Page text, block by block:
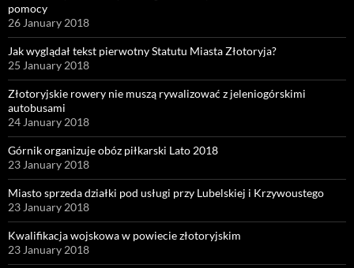
pomocy
26 January 2018
Jak wyglądał tekst pierwotny Statutu Miasta Złotoryja?
25 January 2018
Złotoryjskie rowery nie muszą rywalizować z jeleniogórskimi
autobusami
24 January 2018
Górnik organizuje obóz piłkarski Lato 2018
23 January 2018
Miasto sprzeda działki pod usługi przy Lubelskiej i Krzywoustego
23 January 2018
Kwalifikacja wojskowa w powiecie złotoryjskim
23 January 2018